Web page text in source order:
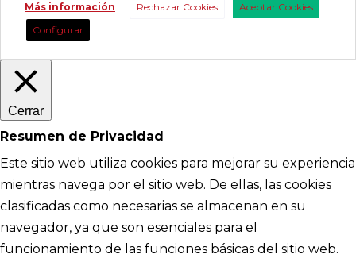
Más información Rechazar Cookies
Aceptar Cookies
Configurar
Cerrar
Resumen de Privacidad
Este sitio web utiliza cookies para mejorar su experiencia
mientras navega por el sitio web. De ellas, las cookies
clasificadas como necesarias se almacenan en su
navegador, ya que son esenciales para el
funcionamiento de las funciones básicas del sitio web.